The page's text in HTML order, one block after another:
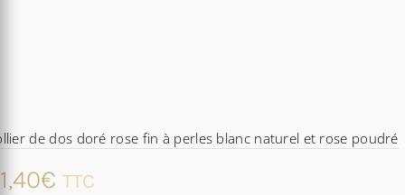
de dos doré rose fin à perles blanc naturel et rose poudré
€ TTC